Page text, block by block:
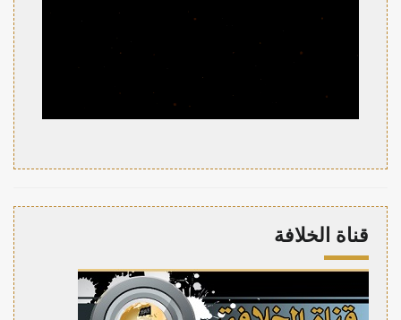
قناة الخلافة